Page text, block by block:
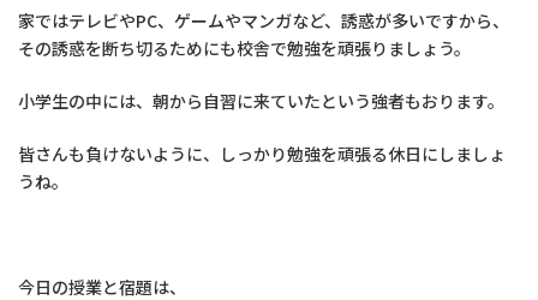
家ではテレビやPC、ゲームやマンガなど、誘惑が多いですから、
その誘惑を断ち切るためにも校舎で勉強を頑張りましょう。
小学生の中には、朝から自習に来ていたという強者もおります。
皆さんも負けないように、しっかり勉強を頑張る休日にしましょ
うね。
今日の授業と宿題は、